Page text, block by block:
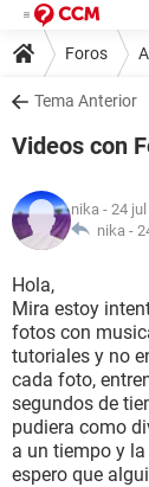
Foros
Tema Anterior
Videos con
nika - 24
nika -
Hola,
Mira estoy
fotos con
tutoriales y no
cada foto,
segundos de
pudiera como
a un tiempo y
espero que